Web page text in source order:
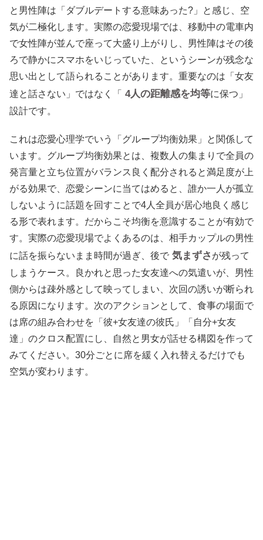
と男性陣は「ダブルデートする意味あった?」と感じ、空
気が二極化します。実際の恋愛現場では、移動中の電車内
で女性陣が並んで座って大盛り上がりし、男性陣はその後
ろで静かにスマホをいじっていた、というシーンが残念な
思い出として語られることがあります。重要なのは「女友
達と話さない」ではなく「
4人の距離感を均等に保つ」
設計です。
これは恋愛心理学でいう「グループ均衡効果」と関係して
います。グループ均衡効果とは、複数人の集まりで全員の
発言量と立ち位置がバランス良く配分されると満足度が上
がる効果で、恋愛シーンに当てはめると、誰か一人が孤立
しないように話題を回すことで4人全員が居心地良く感じ
る形で表れます。だからこそ均衡を意識することが有効で
す。実際の恋愛現場でよくあるのは、相手カップルの男性
に話を振らないまま時間が過ぎ、後で 気まずさ が残って
しまうケース。良かれと思った女友達への気遣いが、男性
側からは疎外感として映ってしまい、次回の誘いが断られ
る原因になります。次のアクションとして、食事の場面で
は席の組み合わせを「彼+女友達の彼氏」「自分+女友
達」のクロス配置にし、自然と男女が話せる構図を作って
みてください。30分ごとに席を緩く入れ替えるだけでも
空気が変わります。